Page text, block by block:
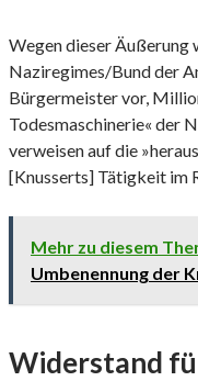
Wegen dieser
Naziregimes/Bund der
Bürgermeister vor,
Todesmaschinerie« der
verweisen auf die
[Knusserts] Tätigkeit im
Mehr zu diesem
Umbenennung der
Widerstand